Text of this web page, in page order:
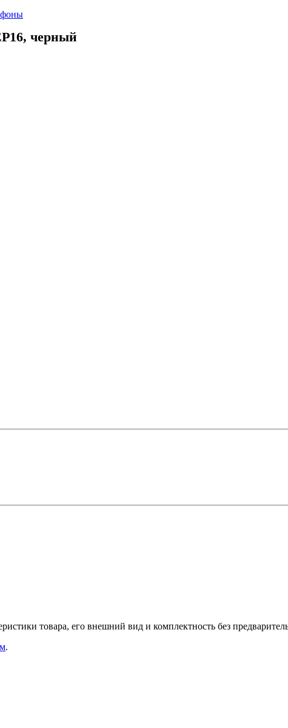
черный
товара, его внешний вид и комплектность без
.